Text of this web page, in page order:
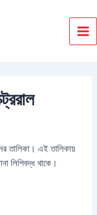
তালিকা। এই তালিকায়
লিপিবদ্ধ থাকে।